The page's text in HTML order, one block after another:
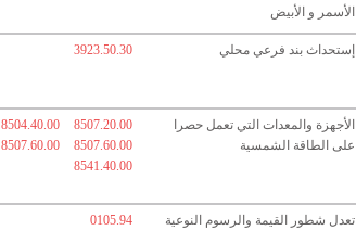
الأسمر و الأبيض
إستحداث بند فرعي محلي 3923.50.30
الأجهزة والمعدات التي تعمل حصرا
على الطاقة الشمسية
8504.40.00
8507.20.00
8507.60.00
8507.60.00
8541.40.00
تعدل شطور القيمة والرسوم النوعية
0105.94